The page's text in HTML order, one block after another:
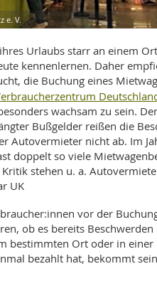
e. V.
Urlaubs starr an einem
kennenlernen. Daher
die Buchung eines
wachsam zu sein.
Bußgelder reißen die
Autovermieter nicht ab. Im
doppelt so viele
stehen u. a.
UK
vor der
ob es bereits Beschwerden
bestimmten Ort oder in einer
bezahlt hat, bekommt